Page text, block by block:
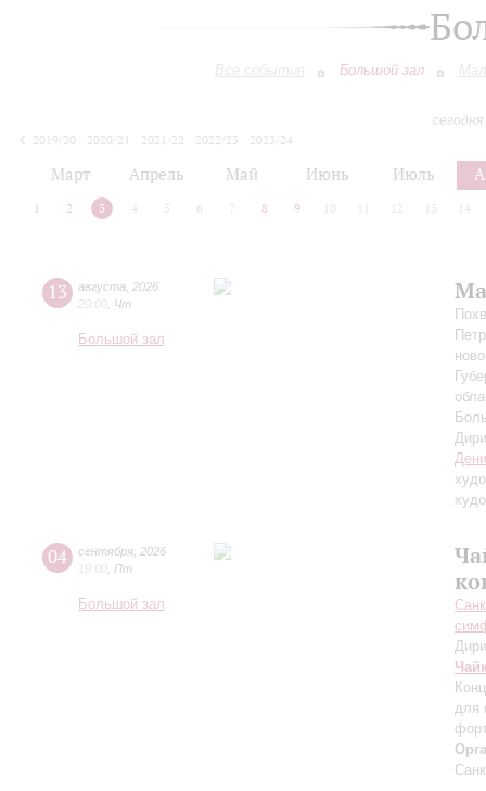
Все события Большой зал
2019/20
2020/21 2021/22 2022/23
2023/24
Март Апрель Май Июнь Июль
1 2 3 4 5 6 7 8 9 10 12 13 14
13 августа
2026
20:00 Чт
Большой зал
04 сентября 2026
19:00 Пт
Большой зал
для